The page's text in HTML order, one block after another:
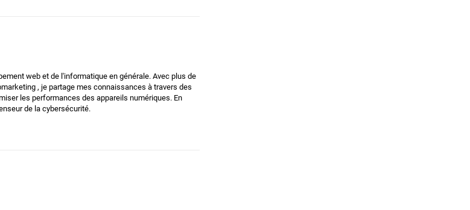
web et de l'informatique en générale. Avec plus de
, je partage mes connaissances à travers des
les performances des appareils numériques. En
de la cybersécurité.